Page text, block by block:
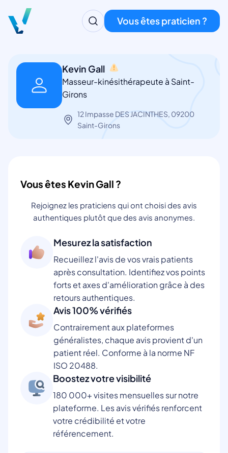
Vous êtes praticien ?
Kevin Gall
Masseur-kinésithérapeute à Saint-
Girons
12 Impasse DES JACINTHES, 09200
Saint-Girons
Vous êtes Kevin Gall ?
Rejoignez les praticiens qui ont choisi des avis
authentiques plutôt que des avis anonymes.
Mesurez la satisfaction
Recueillez l'avis de vos vrais patients
après consultation. Identifiez vos points
forts et axes d'amélioration grâce à des
retours authentiques.
Avis 100% vérifiés
Contrairement aux plateformes
généralistes, chaque avis provient d'un
patient réel. Conforme à la norme NF
ISO 20488.
Boostez votre visibilité
180 000+ visites mensuelles sur notre
plateforme. Les avis vérifiés renforcent
votre crédibilité et votre
référencement.